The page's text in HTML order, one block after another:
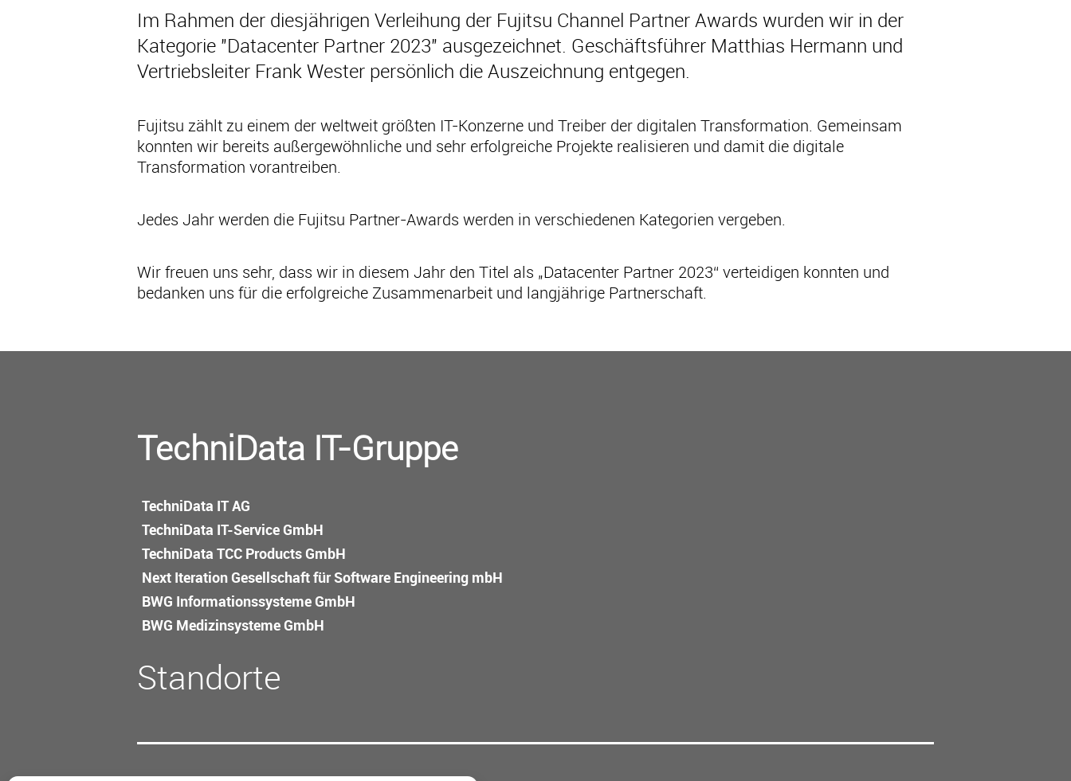
Im Rahmen der diesjährigen Verleihung der Fujitsu Channel Partner Awards wurden wir in der
Kategorie "Datacenter Partner 2023" ausgezeichnet. Geschäftsführer Matthias Hermann und
Vertriebsleiter Frank Wester persönlich die Auszeichnung entgegen.
Fujitsu zählt zu einem der weltweit größten IT-Konzerne und Treiber der digitalen Transformation. Gemeinsam
konnten wir bereits außergewöhnliche und sehr erfolgreiche Projekte realisieren und damit die digitale
Transformation vorantreiben.
Jedes Jahr werden die Fujitsu Partner-Awards werden in verschiedenen Kategorien vergeben.
Wir freuen uns sehr, dass wir in diesem Jahr den Titel als „Datacenter Partner 2023“ verteidigen konnten und
bedanken uns für die erfolgreiche Zusammenarbeit und langjährige Partnerschaft.
TechniData IT-Gruppe
TechniData IT AG
TechniData IT-Service GmbH
TechniData TCC Products GmbH
Next Iteration Gesellschaft für Software Engineering mbH
BWG Informations­systeme GmbH
BWG Medizin­systeme GmbH
Standorte